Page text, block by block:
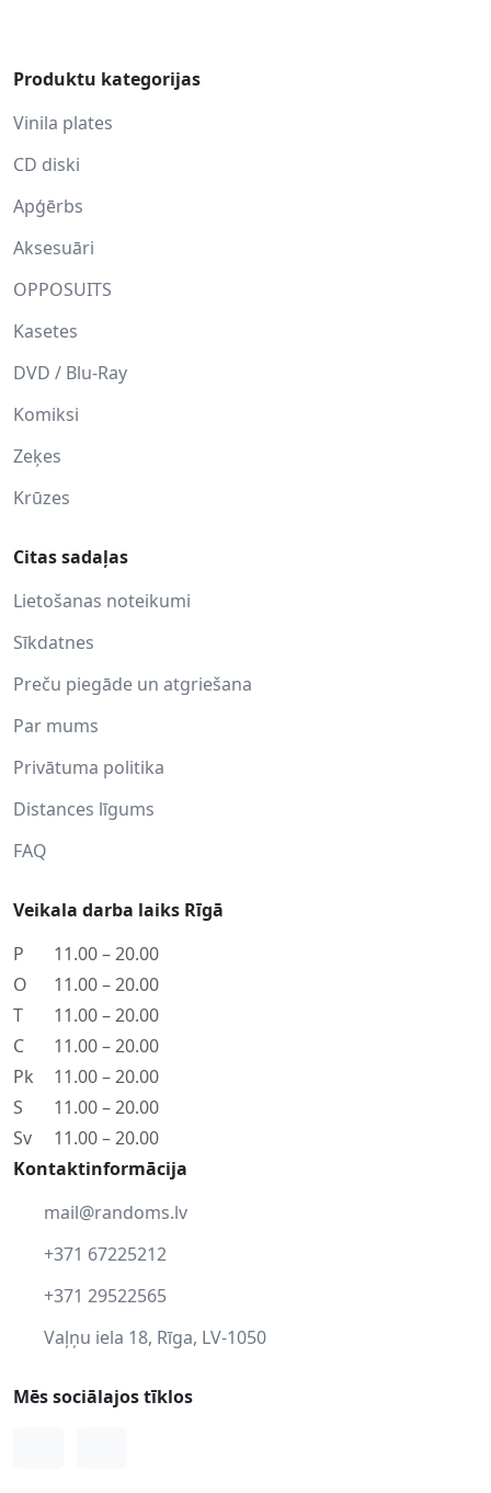
Produktu kategorijas
Vinila plates
CD diski
Apģērbs
Aksesuāri
OPPOSUITS
Kasetes
DVD / Blu-Ray
Komiksi
Zeķes
Krūzes
Citas sadaļas
Lietošanas noteikumi
Sīkdatnes
Preču piegāde un atgriešana
Par mums
Privātuma politika
Distances līgums
FAQ
Veikala darba laiks Rīgā
P
11.00 – 20.00
O
11.00 – 20.00
T
11.00 – 20.00
C
11.00 – 20.00
Pk
11.00 – 20.00
S
11.00 – 20.00
Sv
11.00 – 20.00
Kontaktinformācija
mail@randoms.lv
+371 67225212
+371 29522565
Vaļņu iela 18, Rīga, LV-1050
Mēs sociālajos tīklos